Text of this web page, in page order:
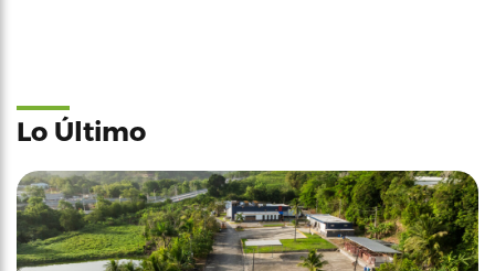
Lo Último